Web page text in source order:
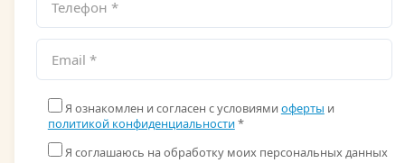
Я ознакомлен и согласен с условиями оферты и
политикой конфиденциальности*
Я соглашаюсь на обработку моих персональных данных